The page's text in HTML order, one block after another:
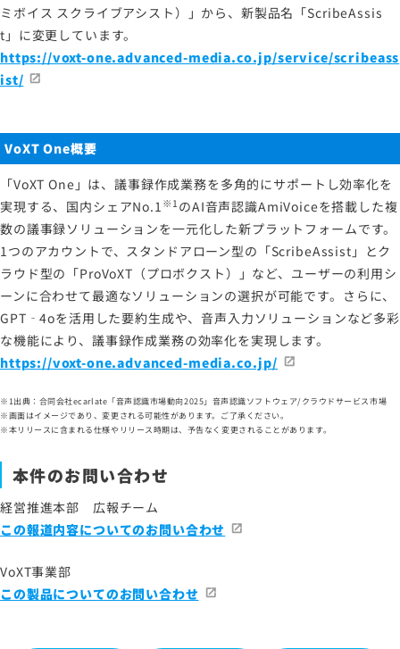
ミボイス スクライブアシスト）」から、新製品名「ScribeAssis
t」に変更しています。
https://voxt-one.advanced-media.co.jp/service/scribeass
ist/
VoXT One概要
「VoXT One」は、議事録作成業務を多角的にサポートし効率化を
実現する、国内シェアNo.1 ※1 のAI音声認識AmiVoiceを搭載した複
数の議事録ソリューションを一元化した新プラットフォームです。
1つのアカウントで、スタンドアローン型の「ScribeAssist」とク
ラウド型の「ProVoXT（プロボクスト）」など、ユーザーの利用シ
ーンに合わせて最適なソリューションの選択が可能です。さらに、
GPT‐4oを活用した要約生成や、音声入力ソリューションなど多彩
な機能により、議事録作成業務の効率化を実現します。
https://voxt-one.advanced-media.co.jp/
※1出典：合同会社ecarlate「音声認識市場動向2025」音声認識ソフトウェア/クラウドサービス市場
※画面はイメージであり、変更される可能性があります。ご了承ください。
※本リリースに含まれる仕様やリリース時期は、予告なく変更されることがあります。
本件のお問い合わせ
経営推進本部 広報チーム
この報道内容についてのお問い合わせ
VoXT事業部
この製品についてのお問い合わせ